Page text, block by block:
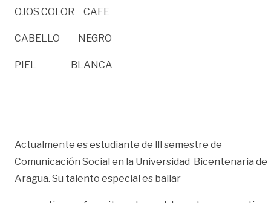
OJOS COLOR CAFE
CABELLO NEGRO
PIEL BLANCA
Actualmente es estudiante de lll semestre de
Comunicación Social en la Universidad Bicentenaria de
Aragua. Su talento especial es bailar